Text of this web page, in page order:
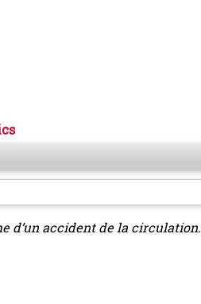
d’un accident de la circulation.